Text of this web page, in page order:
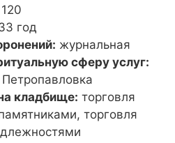
120
год
журнальная
сферу услуг:
кладбище: торговля
торговля